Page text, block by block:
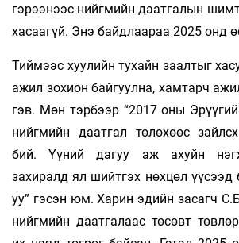
гэрээнээс нийгмийн даатгалын
хасаагүй. Энэ байдлаараа 2025 онд
Тиймээс хуулийн тухайн заалтыг
ажил зохион байгуулна, хамтарч
гэв. Мөн тэрбээр “2017 оны
нийгмийн даатгал төлөхөөс
бий. Үүний дагуу аж ахуйн
захиралд ял шийтгэх нөхцөл үүсээд
уу” гэсэн юм. Харин эдийн засагч
нийгмийн даатгалаас төсөвт